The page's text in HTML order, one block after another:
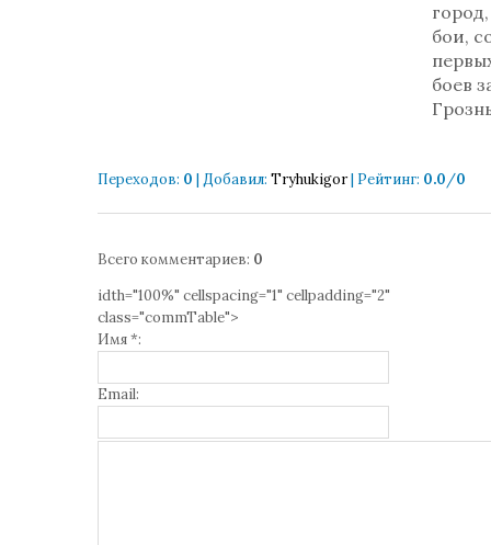
бои,
боев
Переходов: 0 | Добавил: Tryhukigor| Рейтинг: 0.0/0
Всего комментариев: 0
idth="100%" cellspacing="1" cellpadding="2"
class="commTable">
Имя *:
Email: